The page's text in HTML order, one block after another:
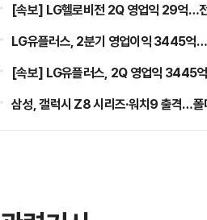
[속보] LG헬로비전 2Q 영업익 29억…
LG유플러스, 2분기 영업이익 3445억
[속보] LG유플러스, 2Q 영업익 3445
삼성, 갤럭시 Z8 시리즈·워치9 출격…폴